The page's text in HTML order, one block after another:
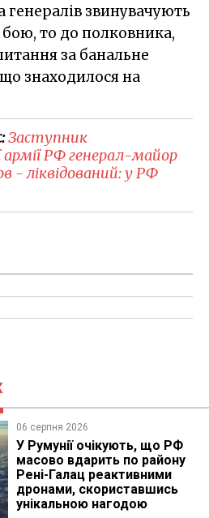
генералів звинувачують
бою, то до полковника,
за банальне
знаходилося на
Заступник
армії РФ генерал-майор
- ліквідований: у РФ
06 серпня 2026
У Румунії очікують, що РФ
масово вдарить по району
Рені-Галац реактивними
дронами, скориставшись
унікальною нагодою